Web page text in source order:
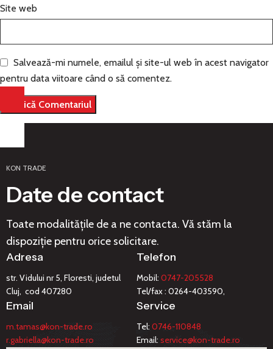
Site web
Salvează-mi numele, emailul și site-ul web în acest navigator
pentru data viitoare când o să comentez.
KON TRADE
Date de contact
Toate modalitățile de a ne contacta. Vă stăm la
dispoziție pentru orice solicitare.
Adresa
str. Vidului nr 5, Floresti, judetul
Cluj, cod 407280
Telefon
Mobil: 0747-205528
Tel/fax : 0264-403590,
Email
m.tamas@kon-trade.ro
r.gabriella@kon-trade.ro
Service
Tel: 0746-110848
Email: service@kon-trade.ro